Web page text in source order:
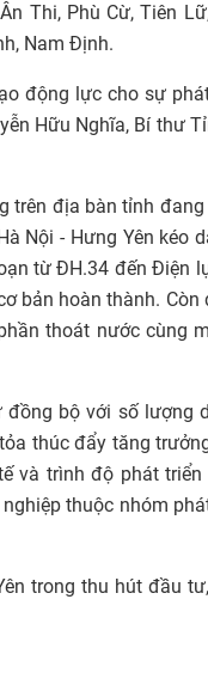
Thi, Phù Cừ, Tiên
Nam Định.
động lực cho sự
Hữu Nghĩa, Bí thư
trên địa bàn tỉnh
Nội - Hưng Yên kéo
từ ĐH.34 đến Điện
bản hoàn thành. Còn
thoát nước cùng
đồng bộ với số lượng
thúc đẩy tăng
và trình độ phát triển
thuộc nhóm
trong thu hút đầu